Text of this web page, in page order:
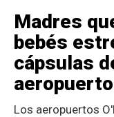
Madres
bebés
cápsulas
Los aeropuertos